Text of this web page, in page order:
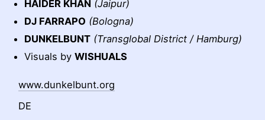
HAIDER KHAN (Jaipur)
DJ FARRAPO (Bologna)
DUNKELBUNT (Transglobal District / Hamburg)
Visuals by WISHUALS
www.dunkelbunt.org
DE